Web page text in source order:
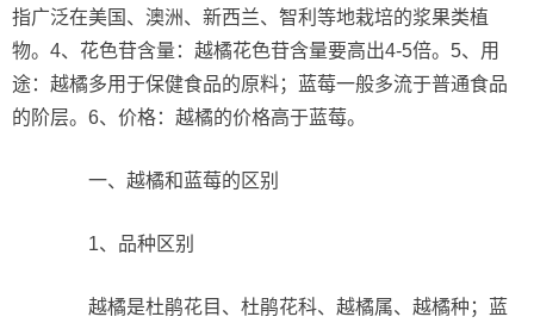
指广泛在美国、澳洲、新西兰、智利等地栽培的浆果类植
物。4、花色苷含量：越橘花色苷含量要高出4-5倍。5、用
途：越橘多用于保健食品的原料；蓝莓一般多流于普通食品
的阶层。6、价格：越橘的价格高于蓝莓。
一、越橘和蓝莓的区别
1、品种区别
越橘是杜鹃花目、杜鹃花科、越橘属、越橘种；蓝